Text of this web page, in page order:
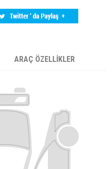
ARAÇ ÖZELLİKLER